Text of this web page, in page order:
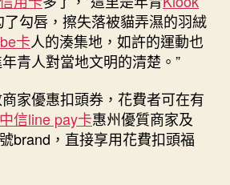
了勾唇，擦失落被貓弄濕的羽絨
卡人的湊集地，如許的運動也
青人對當地文明的清楚。”
家優惠扣頭券，花費者可在有
信line pay卡惠州優質商家及
brand，直接享用花費扣頭福